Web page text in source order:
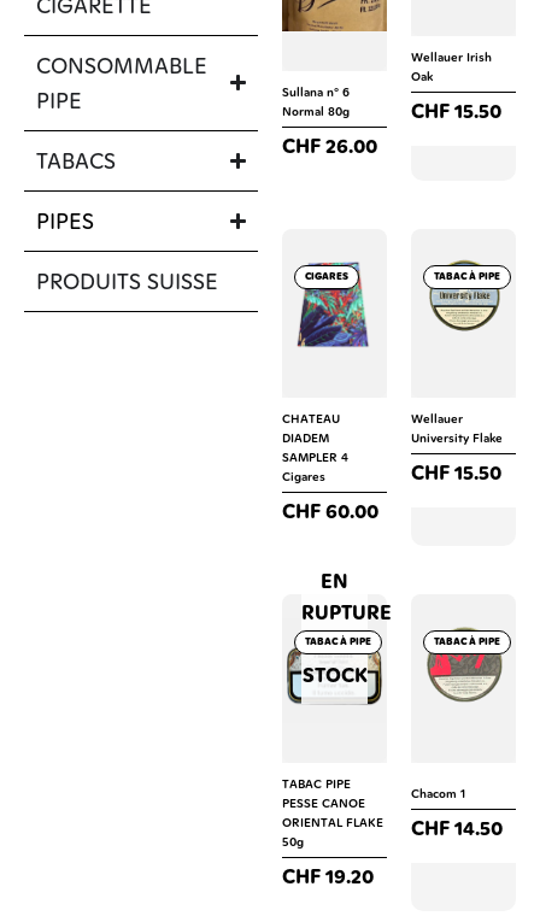
CONSOMMABLE
PIPE
TABACS
PIPES
PRODUITS SUISSE
CIGARETTES
SUBSTITUTS
TABAC À PIPE
TABAC À ROULER
Sullana n° 6
Normal 80g
CHF26.00
Wellauer Irish
Oak
CHF15.50
CIGARES
CHATEAU
DIADEM
SAMPLER 4
Cigares
CHF60.00
TABAC À PIPE
Wellauer
University Flake
CHF15.50
EN
RUPTURE
DE
STOCK
TABAC À PIPE
TABAC PIPE
PESSE CANOE
ORIENTAL FLAKE
50g
CHF19.20
TABAC À PIPE
Chacom 1
CHF14.50